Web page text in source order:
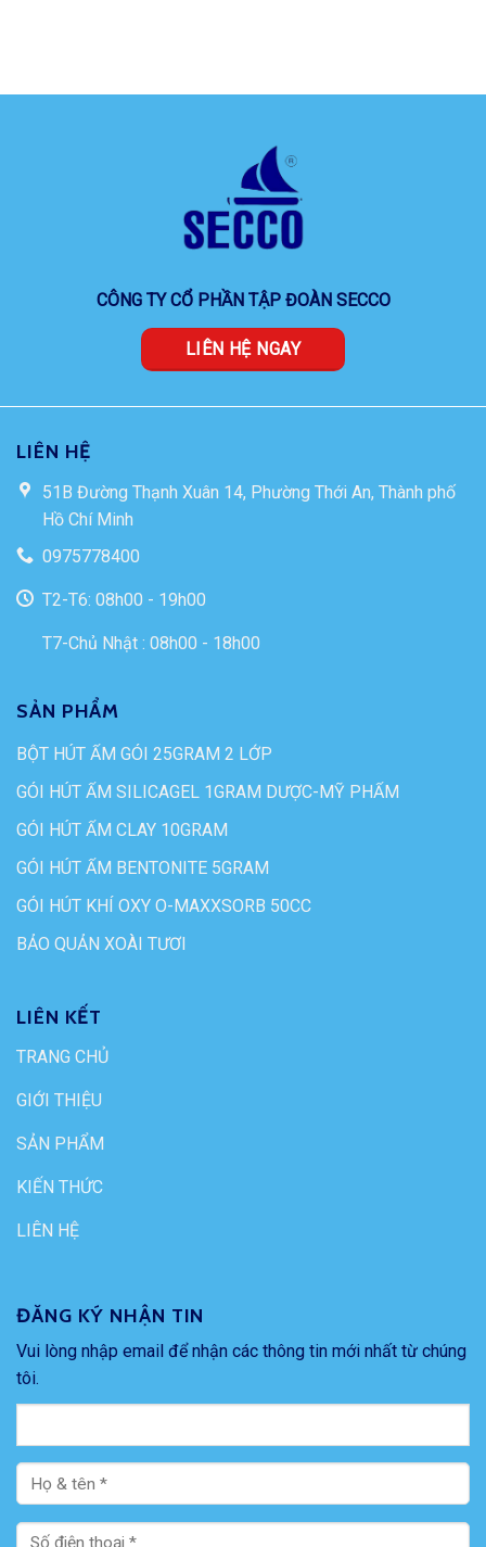
CÔNG TY CỔ PHẦN TẬP ĐOÀN SECCO
LIÊN HỆ NGAY
LIÊN HỆ
51B Đường Thạnh Xuân 14, Phường Thới An, Thành phố
Hồ Chí Minh
0975778400
T2-T6: 08h00 - 19h00
T7-Chủ Nhật : 08h00 - 18h00
SẢN PHẨM
BỘT HÚT ẨM GÓI 25GRAM 2 LỚP
GÓI HÚT ẨM SILICAGEL 1GRAM DƯỢC-MỸ PHẨM
GÓI HÚT ẨM CLAY 10GRAM
GÓI HÚT ẨM BENTONITE 5GRAM
GÓI HÚT KHÍ OXY O-MAXXSORB 50CC
BẢO QUẢN XOÀI TƯƠI
LIÊN KẾT
TRANG CHỦ
GIỚI THIỆU
SẢN PHẨM
KIẾN THỨC
LIÊN HỆ
ĐĂNG KÝ NHẬN TIN
Vui lòng nhập email để nhận các thông tin mới nhất từ chúng
tôi.